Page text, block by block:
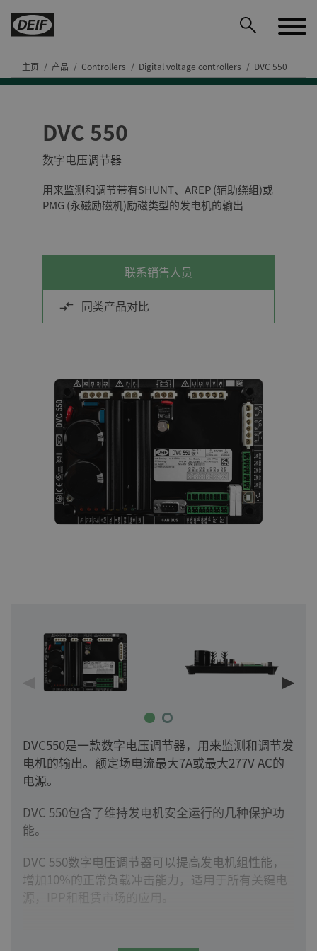
主页 产品 Controllers Digital voltage controllers DVC 550
DVC 550
数字电压调节器
用来监测和调节带有SHUNT、AREP (辅助绕组)或
PMG (永磁励磁机)励磁类型的发电机的输出
联系销售人员
同类产品对比
DVC550是一款数字电压调节器，用来监测和调节发
电机的输出。额定场电流最大7A或最大277V AC的
电源。
DVC 550包含了维持发电机安全运行的几种保护功
能。
DVC 550数字电压调节器可以提高发电机组性能，
增加10%的正常负载冲击能力，适用于所有关键电
源，IPP和租赁市场的应用。
DEIF PowerAI